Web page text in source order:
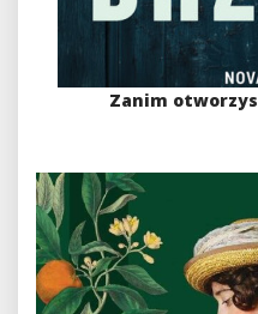
Zanim